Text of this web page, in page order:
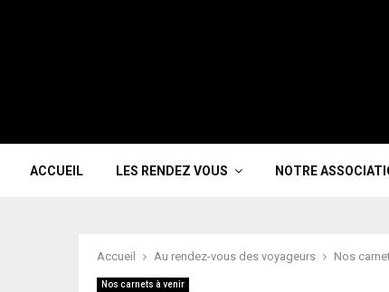
ACCUEIL LES RENDEZ VOUS NOTRE
Accueil Au rendez-vous des voyageurs Nos
Nos carnets à venir